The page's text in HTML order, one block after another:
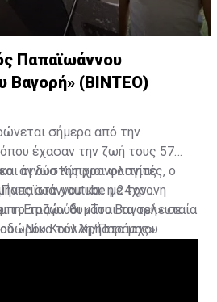
Παπαϊωάννου
Βαγορή» (ΒΙΝΤΕΟ)
σήμερα από την
έχασαν την ζωή τους 57
οι δύο Κύπριοι φοιτητές, ο
και η 24χρονη
άγνωστης χρονολογίας
στο youtube με τον
το τραγούδι «Του Βαγορή» σε
Κούλλη/Παράσχου
θυμάται τα τελευταία
«Νίκο τον Χρήστο μας»